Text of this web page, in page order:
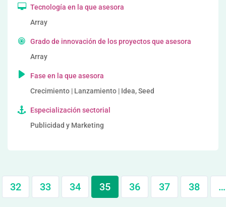
Tecnología en la que asesora
Array
Grado de innovación de los proyectos que asesora
Array
Fase en la que asesora
Crecimiento | Lanzamiento | Idea, Seed
Especialización sectorial
Publicidad y Marketing
32 33 34 35 36 37 38 …